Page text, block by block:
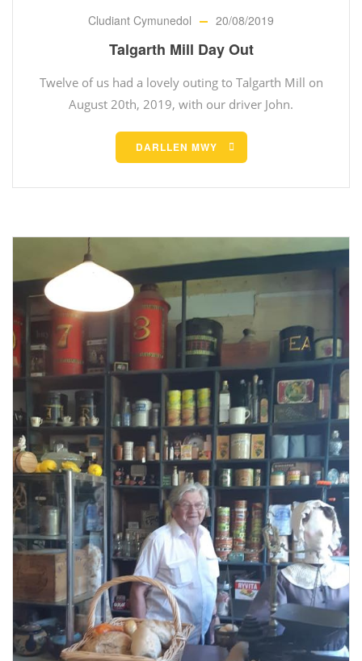
Cludiant Cymunedol 20/08/2019
Talgarth Mill Day Out
Twelve of us had a lovely outing to Talgarth Mill on
August 20th, 2019, with our driver John.
DARLLEN MWY